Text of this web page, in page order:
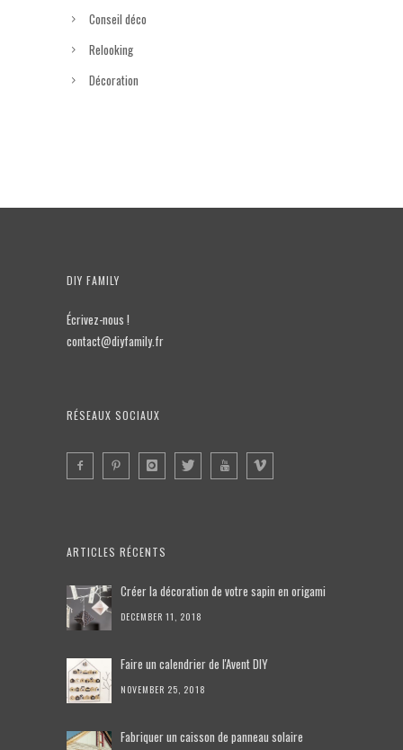
Conseil déco
Relooking
Décoration
DIY FAMILY
Écrivez-nous !
contact@diyfamily.fr
RÉSEAUX SOCIAUX
ARTICLES RÉCENTS
Créer la décoration de votre sapin en origami
DECEMBER 11, 2018
Faire un calendrier de l'Avent DIY
NOVEMBER 25, 2018
Fabriquer un caisson de panneau solaire